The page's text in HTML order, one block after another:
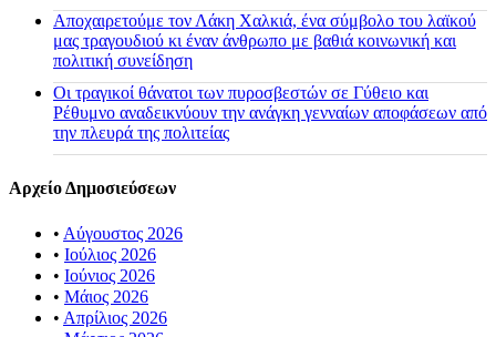
Αποχαιρετούμε τον Λάκη Χαλκιά, ένα σύμβολο του λαϊκού
μας τραγουδιού κι έναν άνθρωπο με βαθιά κοινωνική και
πολιτική συνείδηση
Οι τραγικοί θάνατοι των πυροσβεστών σε Γύθειο και
Ρέθυμνο αναδεικνύουν την ανάγκη γενναίων αποφάσεων από
την πλευρά της πολιτείας
Αρχείο Δημοσιεύσεων
• Αύγουστος 2026
• Ιούλιος 2026
• Ιούνιος 2026
• Μάιος 2026
• Απρίλιος 2026